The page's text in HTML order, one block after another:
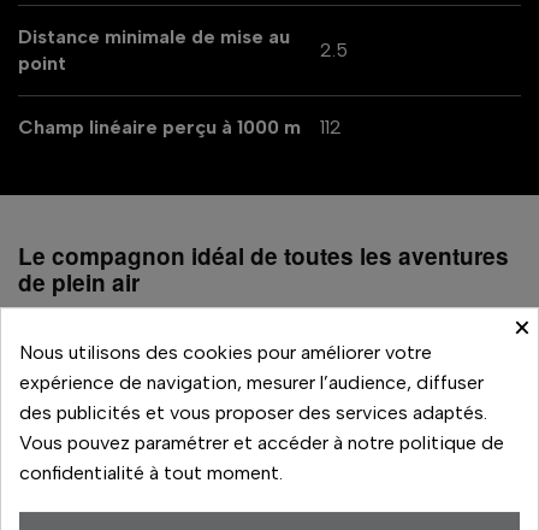
Distance minimale de mise au
point
2.5
Champ linéaire perçu à 1000 m 112
Le compagnon idéal de toutes les aventures
de plein air
randonnée en montagne que pour les passe-temps de
détente comme le camping ou l’observation d’oiseaux, les
jumelles MONARCH M5 offrent une qualité d’image
robuste dans toutes les activités de plein air.
Des images nettes
×
Nous utilisons des cookies pour améliorer votre
expérience de navigation, mesurer l’audience, diffuser
des publicités et vous proposer des services adaptés.
Vous pouvez paramétrer et accéder à notre politique de
confidentialité à tout moment.